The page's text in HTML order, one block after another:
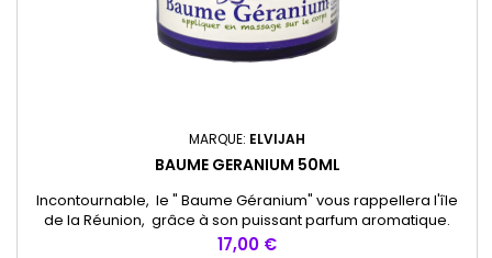
MARQUE: ELVIJAH
BAUME GERANIUM 50ML
Incontournable, le " Baume Géranium" vous rappellera l'île
de la Réunion, grâce à son puissant parfum aromatique.
Excellent pour hydrater mains et pieds.
Prix
17,00 €